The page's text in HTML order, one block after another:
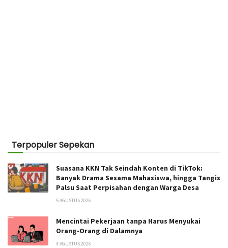
Terpopuler Sepekan
Suasana KKN Tak Seindah Konten di TikTok:
Banyak Drama Sesama Mahasiswa, hingga Tangis
Palsu Saat Perpisahan dengan Warga Desa
5 AGUSTUS 2026
Mencintai Pekerjaan tanpa Harus Menyukai
Orang-Orang di Dalamnya
4 AGUSTUS 2026